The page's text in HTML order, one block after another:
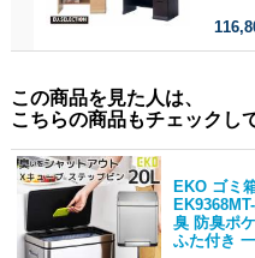
この商品を見た人は、
こちらの商品もチェックし
EKO ゴミ
臭 防臭ポ
ふた付き